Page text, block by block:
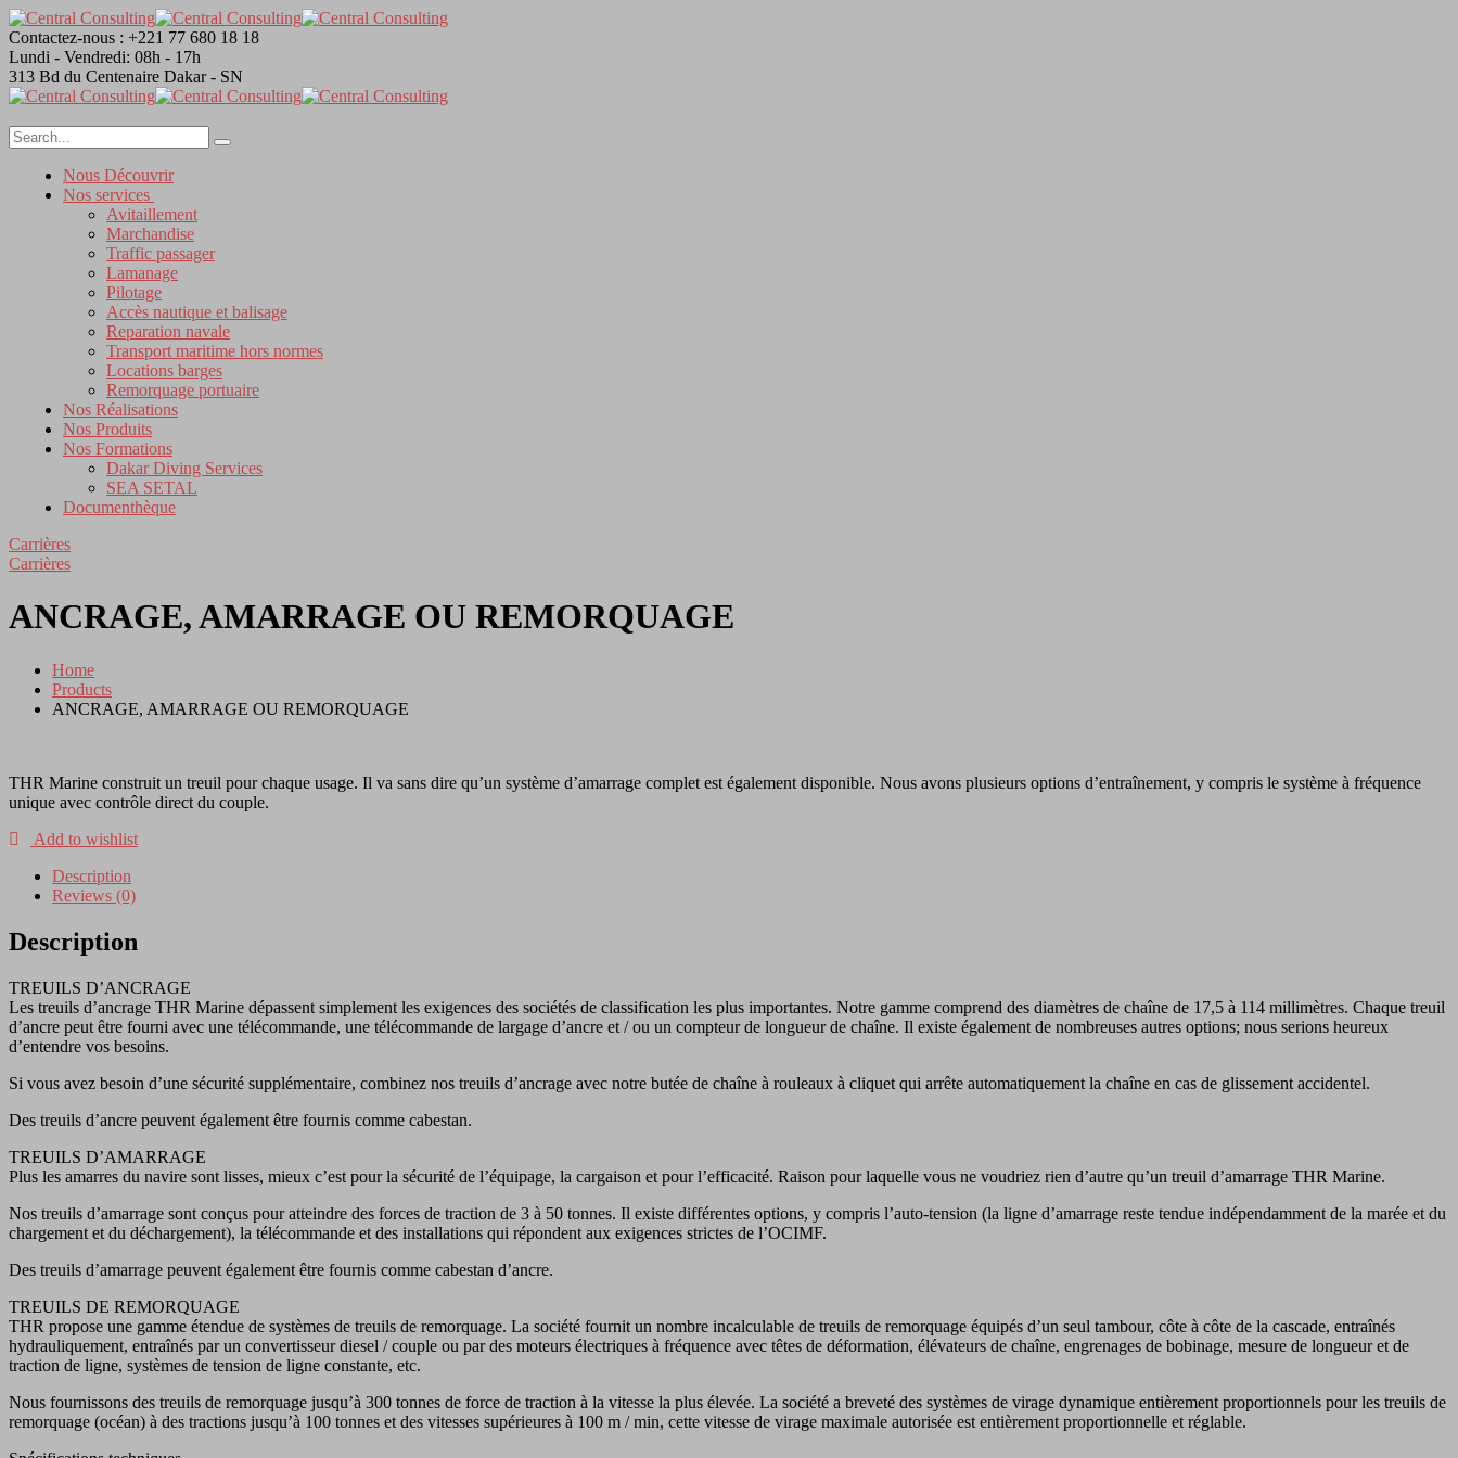
Contactez-nous : +221 77 680 18 18
Lundi - Vendredi: 08h - 17h
313 Bd du Centenaire Dakar - SN
Nous Découvrir
Nos services
Avitaillement
Marchandise
Traffic passager
Lamanage
Pilotage
Accès nautique et balisage
Reparation navale
Transport maritime hors normes
Locations barges
Remorquage portuaire
Nos Réalisations
Nos Produits
Nos Formations
Dakar Diving Services
SEA SETAL
Documenthèque
Carrières
Carrières
ANCRAGE, AMARRAGE OU REMORQUAGE
Home
Products
ANCRAGE, AMARRAGE OU REMORQUAGE
THR Marine construit un treuil pour chaque usage. Il va sans dire qu’un système d’amarrage complet est également disponible. Nous avons plusieurs options d’entraînement, y compris le système à fréquence
unique avec contrôle direct du couple.
Add to wishlist
Description
Reviews (0)
Description
TREUILS D’ANCRAGE
Les treuils d’ancrage THR Marine dépassent simplement les exigences des sociétés de classification les plus importantes. Notre gamme comprend des diamètres de chaîne de 17,5 à 114 millimètres. Chaque treuil
d’ancre peut être fourni avec une télécommande, une télécommande de largage d’ancre et / ou un compteur de longueur de chaîne. Il existe également de nombreuses autres options; nous serions heureux
d’entendre vos besoins.
Si vous avez besoin d’une sécurité supplémentaire, combinez nos treuils d’ancrage avec notre butée de chaîne à rouleaux à cliquet qui arrête automatiquement la chaîne en cas de glissement accidentel.
Des treuils d’ancre peuvent également être fournis comme cabestan.
TREUILS D’AMARRAGE
Plus les amarres du navire sont lisses, mieux c’est pour la sécurité de l’équipage, la cargaison et pour l’efficacité. Raison pour laquelle vous ne voudriez rien d’autre qu’un treuil d’amarrage THR Marine.
Nos treuils d’amarrage sont conçus pour atteindre des forces de traction de 3 à 50 tonnes. Il existe différentes options, y compris l’auto-tension (la ligne d’amarrage reste tendue indépendamment de la marée et du
chargement et du déchargement), la télécommande et des installations qui répondent aux exigences strictes de l’OCIMF.
Des treuils d’amarrage peuvent également être fournis comme cabestan d’ancre.
TREUILS DE REMORQUAGE
THR propose une gamme étendue de systèmes de treuils de remorquage. La société fournit un nombre incalculable de treuils de remorquage équipés d’un seul tambour, côte à côte de la cascade, entraînés
hydrauliquement, entraînés par un convertisseur diesel / couple ou par des moteurs électriques à fréquence avec têtes de déformation, élévateurs de chaîne, engrenages de bobinage, mesure de longueur et de
traction de ligne, systèmes de tension de ligne constante, etc.
Nous fournissons des treuils de remorquage jusqu’à 300 tonnes de force de traction à la vitesse la plus élevée. La société a breveté des systèmes de virage dynamique entièrement proportionnels pour les treuils de
remorquage (océan) à des tractions jusqu’à 100 tonnes et des vitesses supérieures à 100 m / min, cette vitesse de virage maximale autorisée est entièrement proportionnelle et réglable.